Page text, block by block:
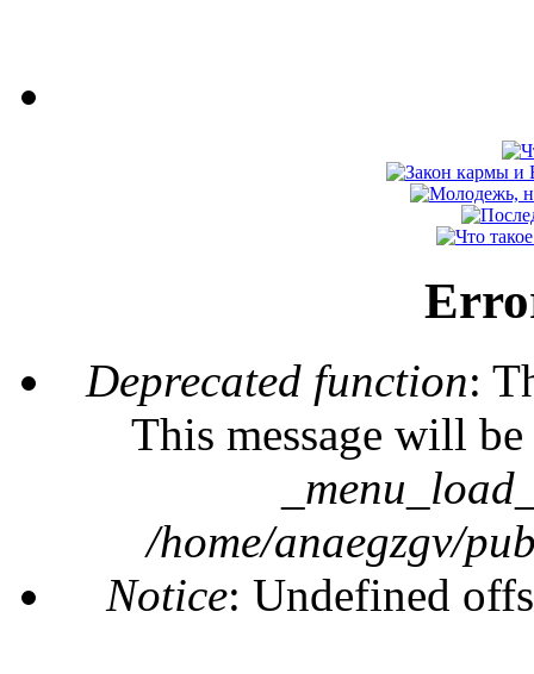
Deprecated function:
This message will
/home/anaegzgv/
Notice: Undefined